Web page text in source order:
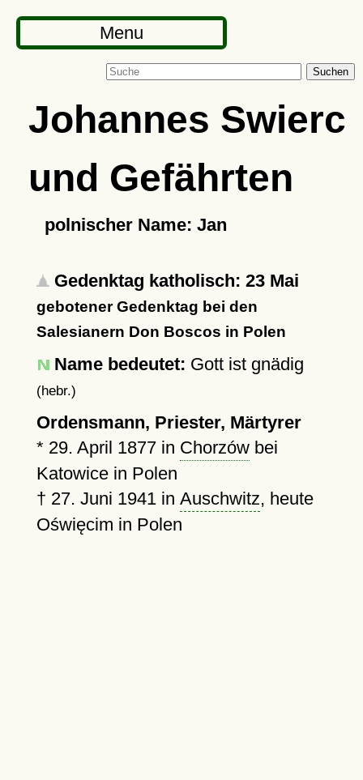
Menu
Suchen
Johannes Swierc
und Gefährten
polnischer Name: Jan
Gedenktag katholisch: 23 Mai
gebotener Gedenktag bei den
Salesianern Don Boscos in Polen
Name bedeutet: Gott ist gnädig
(hebr.)
Ordensmann, Priester, Märtyrer
* 29. April 1877in Chorzówbei
Katowice in Polen
† 27. Juni 1941in Auschwitz, heute
Oświęcim in Polen